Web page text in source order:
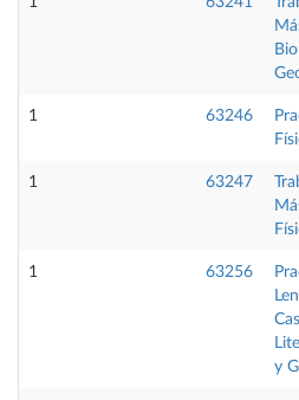
1 63246
1 63247
1 63256
y